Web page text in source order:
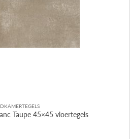
Taupe 45×45 vloertegels